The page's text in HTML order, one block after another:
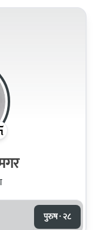
पुरुष · २८